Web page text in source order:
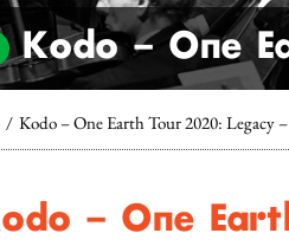
Kodo – One
Kodo – One Earth Tour 2020: Legacy –
– One